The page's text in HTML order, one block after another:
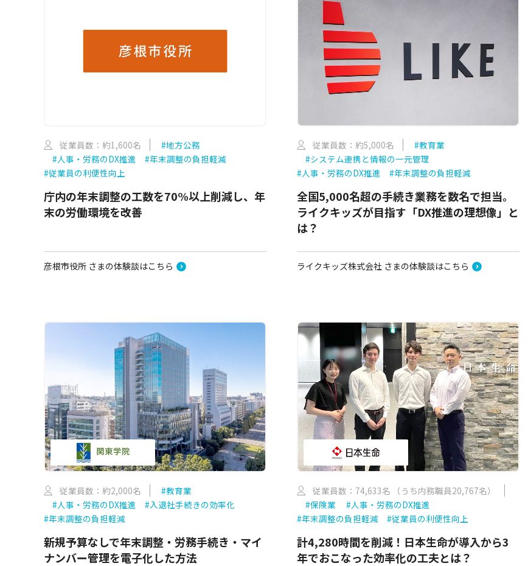
従業員数：約1,600名
#地方公務
#人事・労務のDX推進
#年末調整の負担軽減
#従業員の利便性向上
庁内の年末調整の工数を70%以上削減し、年
末の労働環境を改善
彦根市役所 さまの体験談はこちら
従業員数：約5,000名
#教育業
#システム連携と情報の一元管理
#人事・労務のDX推進
#年末調整の負担軽減
全国5,000名超の手続き業務を数名で担当。
ライクキッズが目指す「DX推進の理想像」と
は？
ライクキッズ株式会社 さまの体験談はこちら
従業員数：約2,000名
#教育業
#人事・労務のDX推進
#入退社手続きの効率化
#年末調整の負担軽減
新規予算なしで年末調整・労務手続き・マイ
ナンバー管理を電子化した方法
従業員数：74,633名 （うち内務職員20,767名）
#保険業
#人事・労務のDX推進
#年末調整の負担軽減
#従業員の利便性向上
計4,280時間を削減！日本生命が導入から3
年でおこなった効率化の工夫とは？